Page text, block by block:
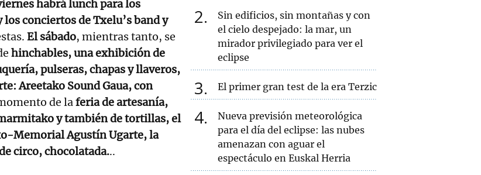
habrá lunch para los
conciertos de Txelu’s band y
El sábado, mientras tanto, se
hinchables, una exhibición de
pulseras, chapas y llaveros,
Areetako Sound Gaua, con
de laferia de artesanía,
y también de tortillas, el
Memorial Agustín Ugarte, la
circo, chocolatada...
2
Sin edificios, sin montañas y con
el cielo despejado: la mar, un
mirador privilegiado para ver el
eclipse
3 El primer gran test de la era Terzic
4
Nueva previsión meteorológica
para el día del eclipse: las nubes
amenazan con aguar el
espectáculo en Euskal Herria